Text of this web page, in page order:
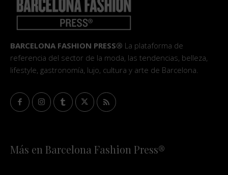
BARCELONA FASHION PRESS® La plataforma de
referencia del sector de la moda, las tendencias, belleza,
lifestyle, gastronomía, lujo, cultura y arte de Barcelona.
Más en Barcelona Fashion Press®